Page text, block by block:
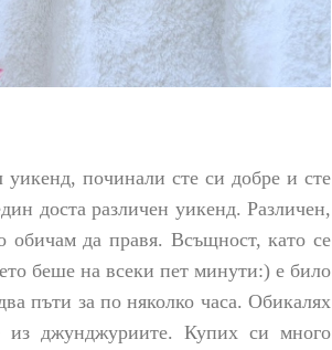
починали сте си добре и сте
доста различен уикенд. Различен,
обичам да правя. Всъщност, като се
беше на всеки пет минути:) е било
пъти за по няколко часа. Обикалях
джунджуриите. Купих си много